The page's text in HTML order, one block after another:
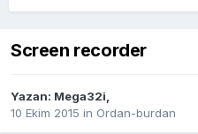
Screen recorder
Yazan: Mega32i,
10 Ekim 2015 in Ordan-burdan